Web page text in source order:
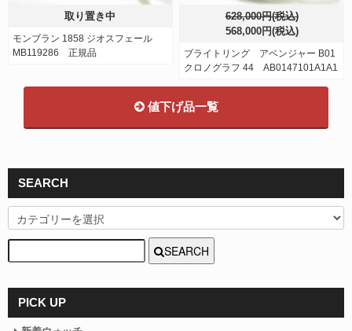
取り置き中
モンブラン 1858 ジオスフェール
MB119286 正規品
628,000円(税込)
568,000円(税込)
ブライトリング アベンジャー B01
クロノグラフ 44 AB0147101A1A1
値下げ品一覧
SEARCH
SEARCH
PICK UP